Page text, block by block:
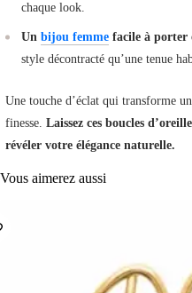
chaque look.
Un bijou femme facile à porter
style décontracté qu’une tenue
Une touche d’éclat qui transforme
finesse. Laissez ces boucles
révéler votre élégance naturelle.
Vous aimerez aussi